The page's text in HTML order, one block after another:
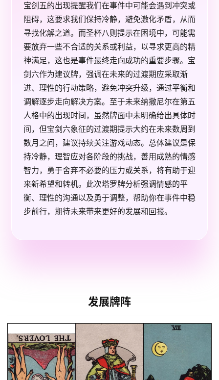
宝剑五的出现提醒我们在事件中可能会遇到冲突或
阻碍，这要求我们保持冷静，避免激化矛盾，从而
寻找化解之道。而圣杯八则提示在困境中，可能需
要放弃一些不合适的关系或利益，以寻求更高的精
神满足，这也是事件最终走向成功的重要步骤。宝
剑六作为建议牌，强调在未来的过渡期应采取渐
进、理性的行动策略，避免冲突升级，通过平衡和
调解逐步走向解决方案。至于未来纳撒尼尔在第五
人格中的出现时间，虽然牌面中未明确给出具体时
间，但宝剑六象征的过渡期提示大约在未来数周到
数月之间，建议持续关注游戏动态。总体建议是保
持冷静，理智应对各阶段的挑战，善用成熟的情感
智力，勇于舍弃不必要的压力或关系，将有助于迎
来新希望和转机。此次塔罗牌分析强调情感的平
衡、理性的沟通以及勇于调整，帮助你在事件中稳
步前行，期待未来带来更好的发展和回报。
发展牌阵